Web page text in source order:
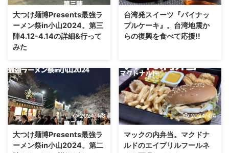
大つけ麺博Presents最強ラ
ーメン祭in小山2024。第三
陣4.12-4.14の詳細&行って
みた
台湾発スイーツ『パイナッ
プルケーキ』。台湾地震か
らの復興を食べて応援!!
2024/4/8
大つけ麺博Presents最強ラ
ーメン祭in小山2024。第二
2024/4/4
マックの内弁当。マクドナ
ルドのエイプリルフールネ